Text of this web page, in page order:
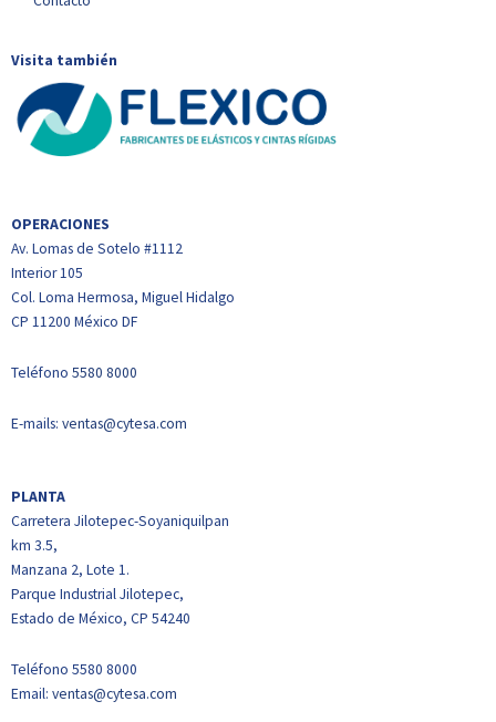
Visita también
OPERACIONES
Av. Lomas de Sotelo #1112
Interior 105
Col. Loma Hermosa, Miguel Hidalgo
CP 11200 México DF
Teléfono 5580 8000
E-mails: ventas@cytesa.com
PLANTA
Carretera Jilotepec-Soyaniquilpan
km 3.5,
Manzana 2, Lote 1.
Parque Industrial Jilotepec,
Estado de México, CP 54240
Teléfono 5580 8000
Email: ventas@cytesa.com